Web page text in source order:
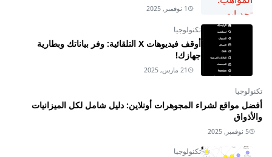
1 نوفمبر, 2025
تكنولوجيا
أوقف فيديوهات X التلقائية: وفر بياناتك وبطارية
جهازك!
21 مارس, 2025
تكنولوجيا
أفضل مواقع لشراء المجوهرات أونلاين: دليل شامل لكل الميزانيات
والأذواق
5 نوفمبر, 2025
تكنولوجيا